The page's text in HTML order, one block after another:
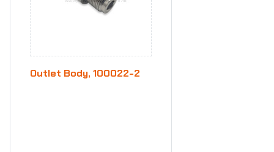
Outlet Body, 100022-2